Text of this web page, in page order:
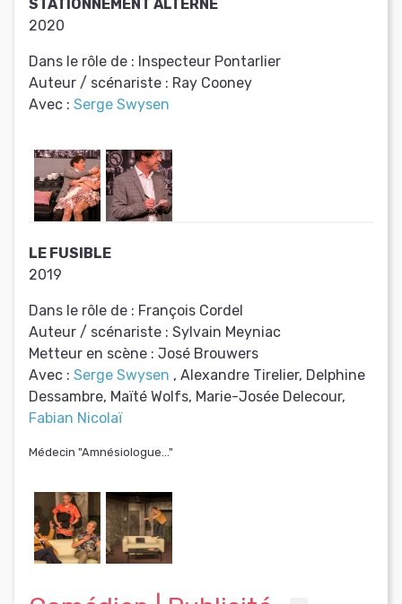
STATIONNEMENT ALTERNÉ
2020
Dans le rôle de : Inspecteur Pontarlier
Auteur / scénariste : Ray Cooney
Avec : Serge Swysen
LE FUSIBLE
2019
Dans le rôle de : François Cordel
Auteur / scénariste : Sylvain Meyniac
Metteur en scène : José Brouwers
Avec : Serge Swysen , Alexandre Tirelier, Delphine
Dessambre, Maïté Wolfs, Marie-Josée Delecour,
Fabian Nicolaï
Médecin "Amnésiologue..."